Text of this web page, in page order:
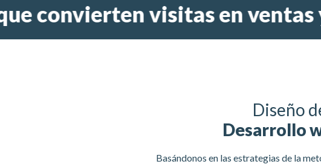
visitas en ventas y
Diseño
Desarrollo
Basándonos en las estrategias de la